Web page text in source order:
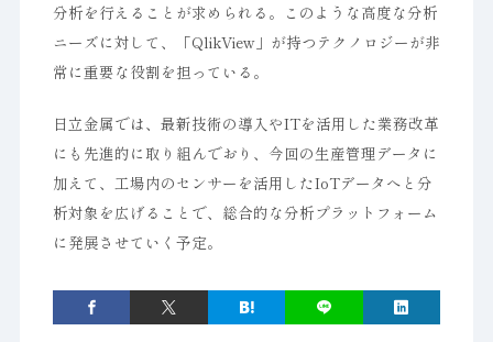
分析を行えることが求められる。このような高度な分析
ニーズに対して、「QlikView」が持つテクノロジーが非
常に重要な役割を担っている。
日立金属では、最新技術の導入やITを活用した業務改革
にも先進的に取り組んでおり、今回の生産管理データに
加えて、工場内のセンサーを活用したIoTデータへと分
析対象を広げることで、総合的な分析プラットフォーム
に発展させていく予定。